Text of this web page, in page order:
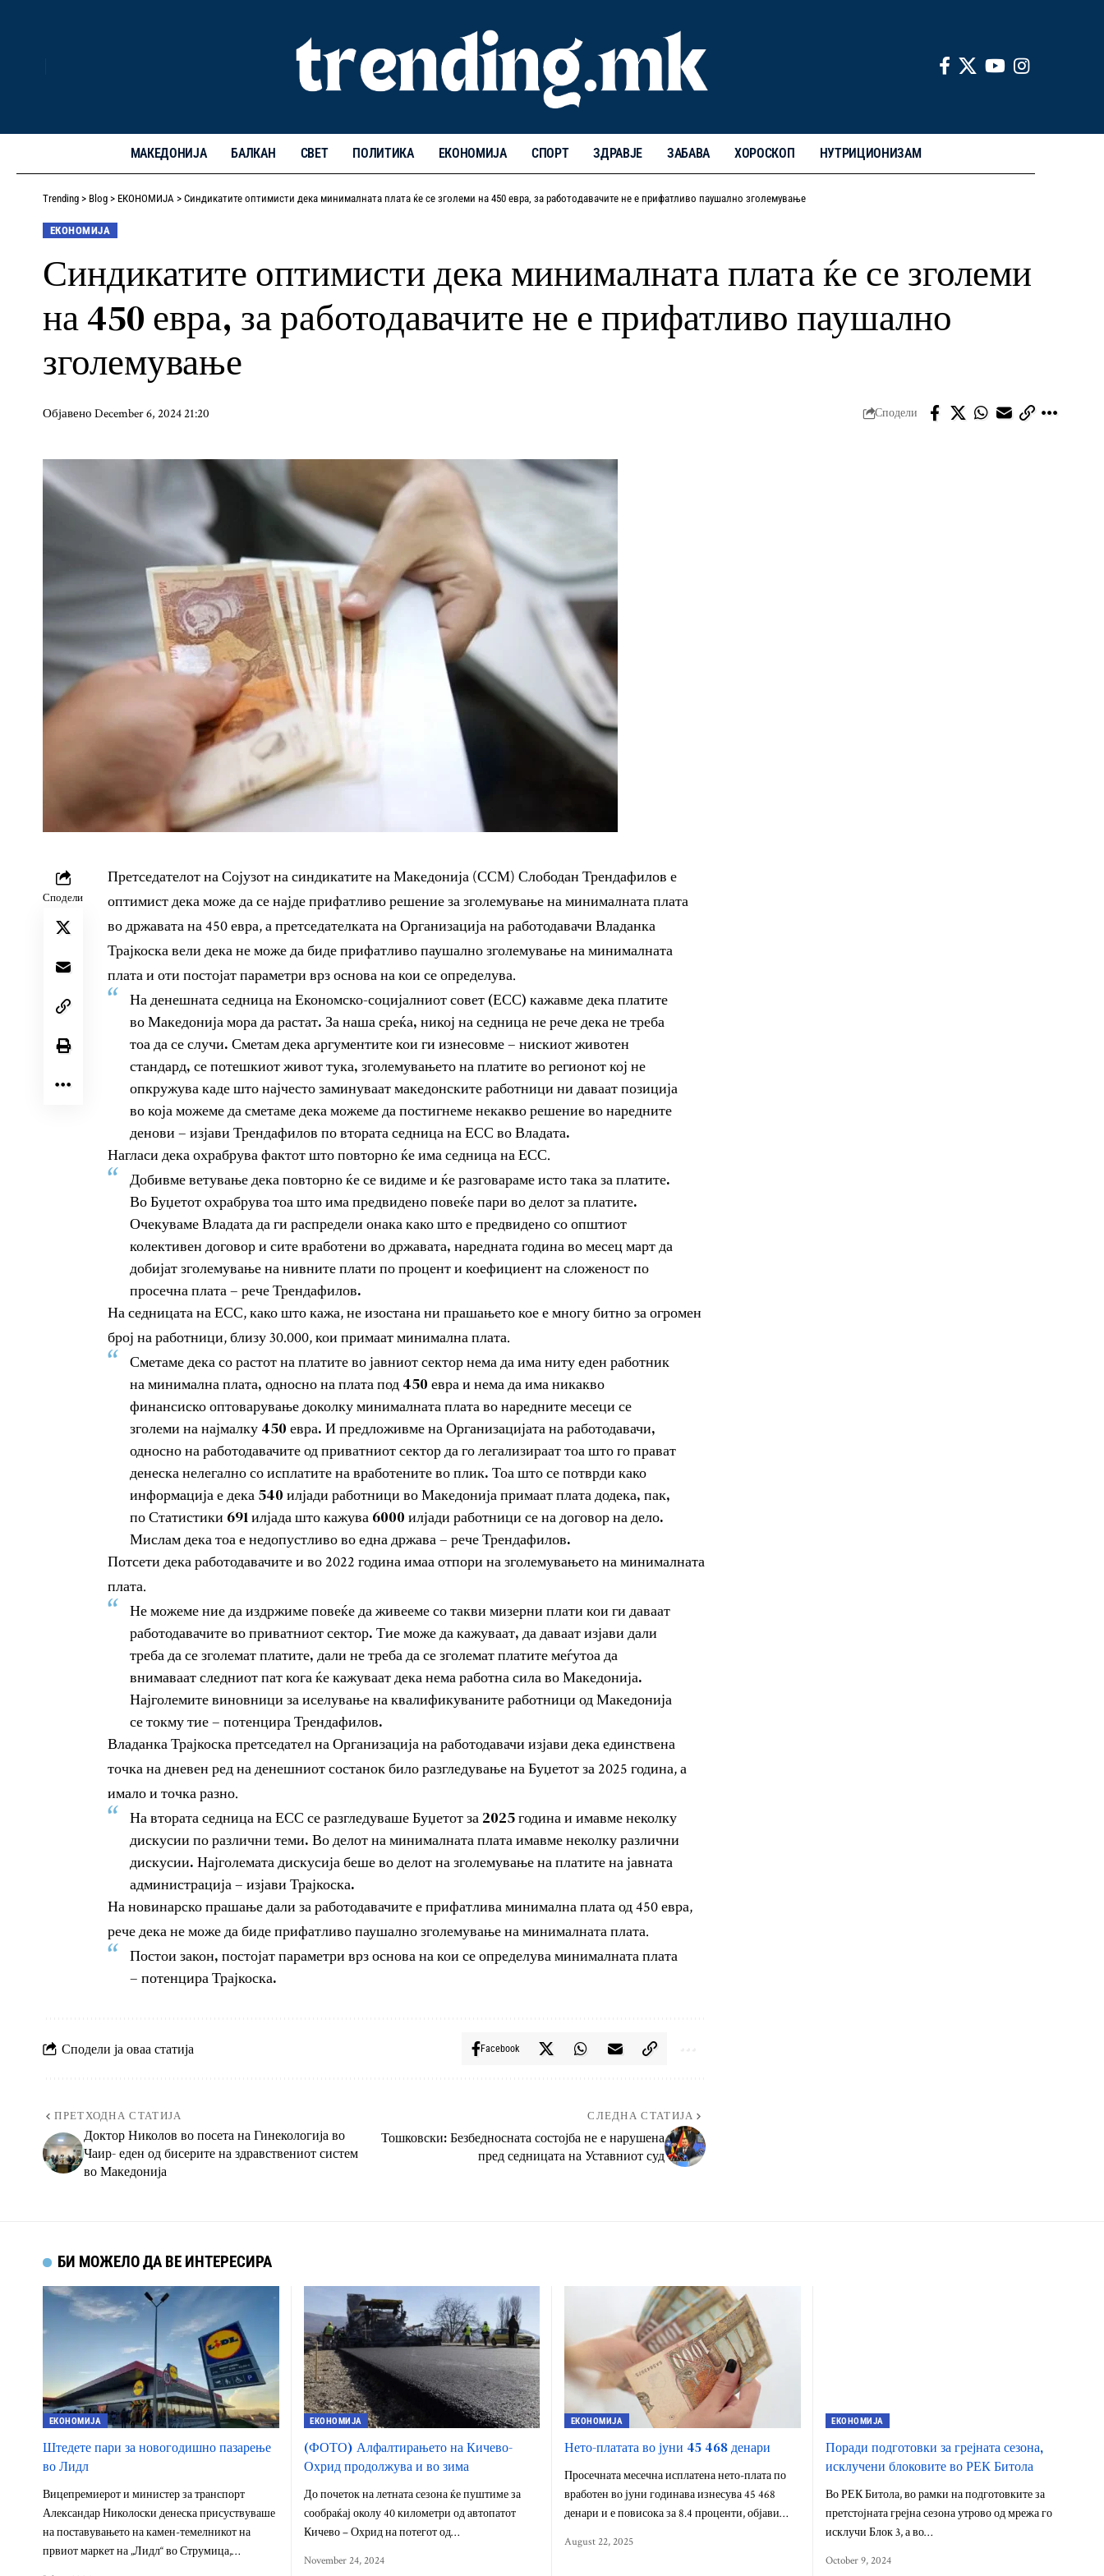
МАКЕДОНИЈА БАЛКАН СВЕТ ПОЛИТИКА ЕКОНОМИЈА СПОРТ ЗДРАВЈЕ ЗАБАВА ХОРОСКОП НУТРИЦИОНИЗАМ
Trending > Blog > ЕКОНОМИЈА > Синдикатите оптимисти дека минималната плата ќе се зголеми на 450 евра, за работодавачите не е прифатливо паушално зголемување
ЕКОНОМИЈА
Синдикатите оптимисти дека минималната плата ќе се зголеми
на 450 евра, за работодавачите не е прифатливо паушално
зголемување
Објавено December 6, 2024 21:20 Сподели
Сподели
Претседателот на Сојузот на синдикатите на Македонија (ССМ) Слободан Трендафилов е
оптимист дека може да се најде прифатливо решение за зголемување на минималната плата
во државата на 450 евра, а претседателката на Организација на работодавачи Владанка
Трајкоска вели дека не може да биде прифатливо паушално зголемување на минималната
плата и оти постојат параметри врз основа на кои се определува.
На денешната седница на Економско-социјалниот совет (ЕСС) кажавме дека платите
во Македонија мора да растат. За наша среќа, никој на седница не рече дека не треба
тоа да се случи. Сметам дека аргументите кои ги изнесовме – нискиот животен
стандард, се потешкиот живот тука, зголемувањето на платите во регионот кој не
опкружува каде што најчесто заминуваат македонските работници ни даваат позиција
во која можеме да сметаме дека можеме да постигнеме некакво решение во наредните
денови – изјави Трендафилов по втората седница на ЕСС во Владата.
Нагласи дека охрабрува фактот што повторно ќе има седница на ЕСС.
Добивме ветување дека повторно ќе се видиме и ќе разговараме исто така за платите.
Во Буџетот охрабрува тоа што има предвидено повеќе пари во делот за платите.
Очекуваме Владата да ги распредели онака како што е предвидено со општиот
колективен договор и сите вработени во државата, наредната година во месец март да
добијат зголемување на нивните плати по процент и коефициент на сложеност по
просечна плата – рече Трендафилов.
На седницата на ЕСС, како што кажа, не изостана ни прашањето кое е многу битно за огромен
број на работници, близу 30.000, кои примаат минимална плата.
Сметаме дека со растот на платите во јавниот сектор нема да има ниту еден работник
на минимална плата, односно на плата под 450 евра и нема да има никакво
финансиско оптоварување доколку минималната плата во наредните месеци се
зголеми на најмалку 450 евра. И предложивме на Организацијата на работодавачи,
односно на работодавачите од приватниот сектор да го легализираат тоа што го прават
денеска нелегално со исплатите на вработените во плик. Тоа што се потврди како
информација е дека 540 илјади работници во Македонија примаат плата додека, пак,
по Статистики 691 илјада што кажува 6000 илјади работници се на договор на дело.
Мислам дека тоа е недопустливо во една држава – рече Трендафилов.
Потсети дека работодавачите и во 2022 година имаа отпори на зголемувањето на минималната
плата.
Не можеме ние да издржиме повеќе да живееме со такви мизерни плати кои ги даваат
работодавачите во приватниот сектор. Тие може да кажуваат, да даваат изјави дали
треба да се зголемат платите, дали не треба да се зголемат платите меѓутоа да
внимаваат следниот пат кога ќе кажуваат дека нема работна сила во Македонија.
Најголемите виновници за иселување на квалификуваните работници од Македонија
се токму тие – потенцира Трендафилов.
Владанка Трајкоска претседател на Организација на работодавачи изјави дека единствена
точка на дневен ред на денешниот состанок било разгледување на Буџетот за 2025 година, а
имало и точка разно.
На втората седница на ЕСС се разгледуваше Буџетот за 2025 година и имавме неколку
дискусии по различни теми. Во делот на минималната плата имавме неколку различни
дискусии. Најголемата дискусија беше во делот на зголемување на платите на јавната
администрација – изјави Трајкоска.
На новинарско прашање дали за работодавачите е прифатлива минимална плата од 450 евра,
рече дека не може да биде прифатливо паушално зголемување на минималната плата.
Постои закон, постојат параметри врз основа на кои се определува минималната плата
– потенцира Трајкоска.
Сподели ја оваа статија Facebook
ПРЕТХОДНА СТАТИЈА
Доктор Николов во посета на Гинекологија во
Чаир- еден од бисерите на здравствениот систем
во Македонија
СЛЕДНА СТАТИЈА
Тошковски: Безбедносната состојба не е нарушена
пред седницата на Уставниот суд
БИ МОЖЕЛО ДА ВЕ ИНТЕРЕСИРА
ЕКОНОМИЈА
Штедете пари за новогодишно пазарење
во Лидл
Вицепремиерот и министер за транспорт
Александар Николоски денеска присуствуваше
на поставувањето на камен-темелникот на
првиот маркет на „Лидл“ во Струмица,…
ЕКОНОМИЈА
(ФОТО) Алфалтирањето на Кичево-
Охрид продолжува и во зима
До почеток на летната сезона ќе пуштиме за
сообраќај околу 40 километри од автопатот
Кичево – Охрид на потегот од…
November 24, 2024
ЕКОНОМИЈА
Нето-платата во јуни 45 468 денари
Просечната месечна исплатена нето-плата по
вработен во јуни годинава изнесува 45 468
денари и е повисока за 8.4 проценти, објави…
August 22, 2025
ЕКОНОМИЈА
Поради подготовки за грејната сезона,
исклучени блоковите во РЕК Битола
Во РЕК Битола, во рамки на подготовките за
претстојната грејна сезона утрово од мрежа го
исклучи Блок 3, а во…
October 9, 2024